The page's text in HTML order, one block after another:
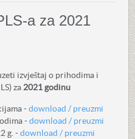
a za 2021
izvještaj o prihodima i
za 2021 godinu
-download / preuzmi
-download / preuzmi
g. -download / preuzmi